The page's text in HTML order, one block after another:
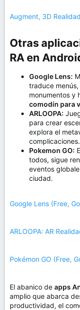
Augment, 3D
Otras
RA en
Google Lens:
traduce
monumentos y
comodín para
ARLOOPA:
para crear
explora el
complicaciones.
Pokemon GO:
todos, sigue
eventos
ciudad.
Google Lens (Free,
ARLOOPA: AR
Pokémon GO (Free,
El abanico de apps
amplio que abarca
productividad, el